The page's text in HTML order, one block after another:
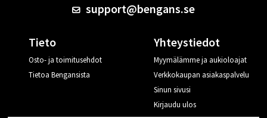
support@bengans.se
Tieto
Osto- ja toimitusehdot
Tietoa Bengansista
Yhteystiedot
Myymälämme ja aukioloajat
Verkkokaupan asiakaspalvelu
Sinun sivusi
Kirjaudu ulos